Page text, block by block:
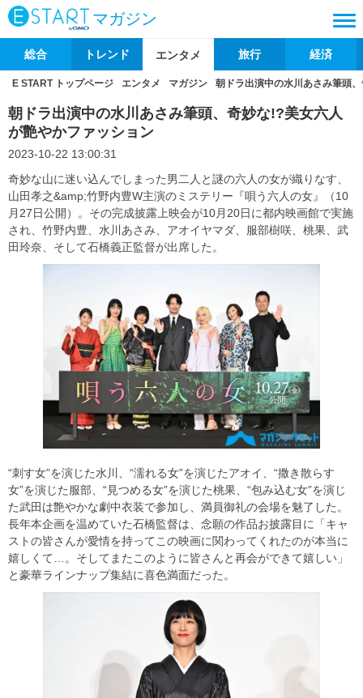
マガジン
総合 トレンド エンタメ 旅行 経済
E START トップページ エンタメ マガジン 朝ドラ出演中の水川あさみ筆頭
朝ドラ出演中の水川あさみ筆頭、奇妙な!?美女六人
が艶やかファッション
2023-10-22 13:00:31
奇妙な山に迷い込んでしまった男二人と謎の六人の女が織りなす、
山田孝之&amp;竹野内豊W主演のミステリー『唄う六⼈の⼥』（10
月27日公開）。その完成披露上映会が10月20日に都内映画館で実施
され、竹野内豊、水川あさみ、アオイヤマダ、服部樹咲、桃果、武
田玲奈、そして石橋義正監督が出席した。
“刺す女”を演じた水川、“濡れる女”を演じたアオイ、“撒き散らす
女”を演じた服部、“見つめる女”を演じた桃果、“包み込む女”を演じ
た武田は艶やかな劇中衣装で参加し、満員御礼の会場を魅了した。
長年本企画を温めていた石橋監督は、念願の作品お披露目に「キャ
ストの皆さんが愛情を持ってこの映画に関わってくれたのが本当に
嬉しくて…。そしてまたこのように皆さんと再会ができて嬉しい」
と豪華ラインナップ集結に喜色満面だった。